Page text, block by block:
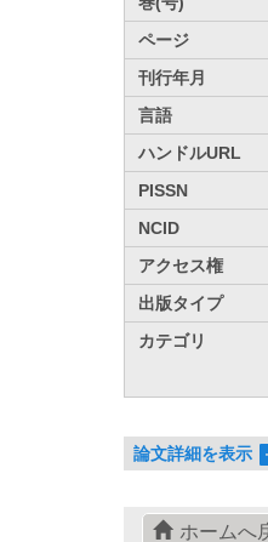
ページ
刊行年月
言語
ハンドルURL
PISSN
NCID
アクセス権
出版タイプ
カテゴリ
論文詳細を表示
ホームへ